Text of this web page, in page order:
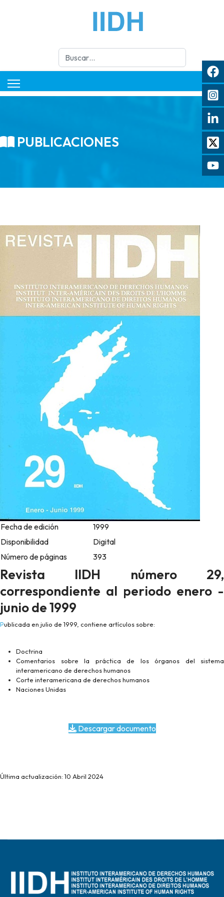
Buscar
PUBLICACIONES
Fecha de edición
1999
Disponibilidad
Digital
Número de páginas
393
Revista IIDH número 29,
correspondiente al periodo enero -
junio de 1999
Publicada en julio de 1999, contiene artículos sobre:
Doctrina
Comentarios sobre la práctica de los órganos del sistema
interamericano de derechos humanos
Corte interamericana de derechos humanos
Naciones Unidas
Descargar documento
Última actualización: 10 Abril 2024